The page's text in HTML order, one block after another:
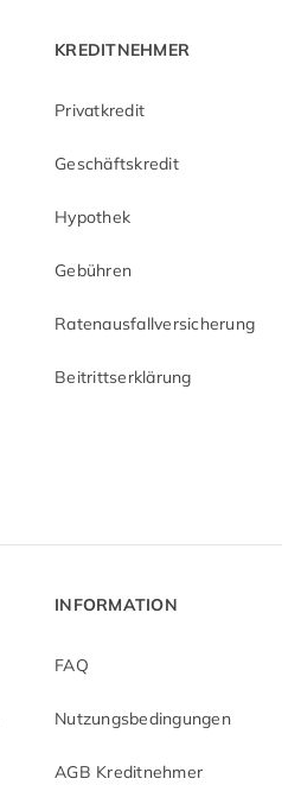
KREDITNEHMER
Privatkredit
Geschäftskredit
Hypothek
Gebühren
Ratenausfallversicherung
Beitrittserklärung
INFORMATION
FAQ
Nutzungsbedingungen
AGB Kreditnehmer